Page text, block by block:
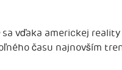
sa vďaka americkej
času najnovším